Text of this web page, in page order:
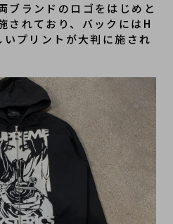
ブランドのロゴをはじめと
されており、バックにはH
プリントが大判に施され